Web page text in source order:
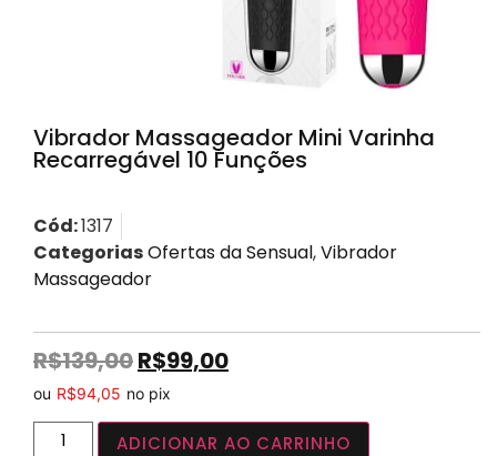
Vibrador Massageador Mini Varinha
Recarregável 10 Funções
Cód:1317
CategoriasOfertas da Sensual,Vibrador
Massageador
R$139,00R$99,00
ou R$94,05 no pix
ADICIONAR AO CARRINHO